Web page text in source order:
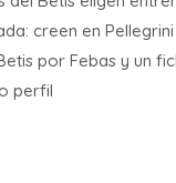
creen en Pellegrini
por Febas y un
perfil